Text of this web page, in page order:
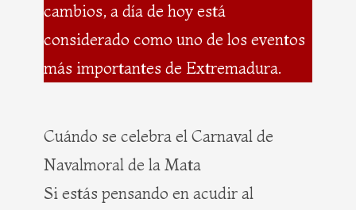
cambios, a día de hoy está
considerado como uno de los eventos
más importantes de Extremadura.
Cuándo se celebra el Carnaval de
Navalmoral de la Mata
Si estás pensando en acudir al